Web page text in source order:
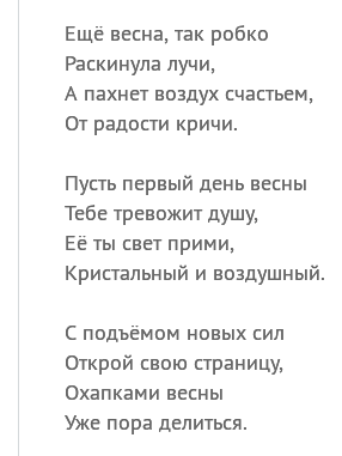
Ещё весна, так робко
Раскинула лучи,
А пахнет воздух счастьем,
От радости кричи.
Пусть первый день весны
Тебе тревожит душу,
Её ты свет прими,
Кристальный и воздушный.
С подъёмом новых сил
Открой свою страницу,
Охапками весны
Уже пора делиться.